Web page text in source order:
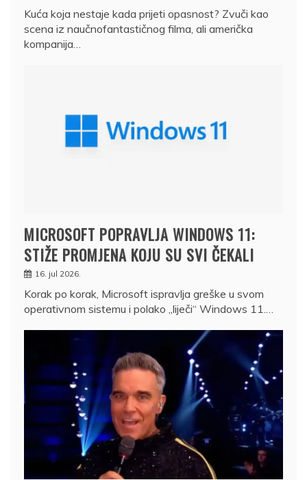
Kuća koja nestaje kada prijeti opasnost? Zvuči kao
scena iz naučnofantastičnog filma, ali američka
kompanija…
MICROSOFT POPRAVLJA WINDOWS 11:
STIŽE PROMJENA KOJU SU SVI ČEKALI
16. jul 2026.
Korak po korak, Microsoft ispravlja greške u svom
operativnom sistemu i polako „liječi“ Windows 11.…